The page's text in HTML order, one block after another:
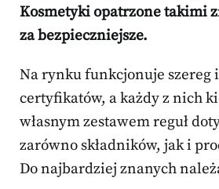
Kosmetyki opatrzone takimi
za bezpieczniejsze.
Na rynku funkcjonuje szereg
certyfikatów, a każdy z nich
własnym zestawem reguł
zarówno składników, jak i
Do najbardziej znanych